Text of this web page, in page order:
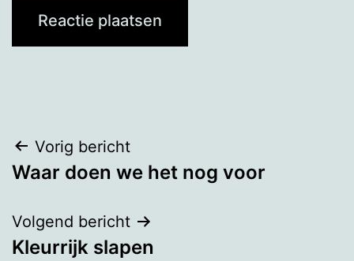
Bericht
navigatie
Vorig bericht
Waar doen we het nog voor
Volgend bericht
Kleurrijk slapen